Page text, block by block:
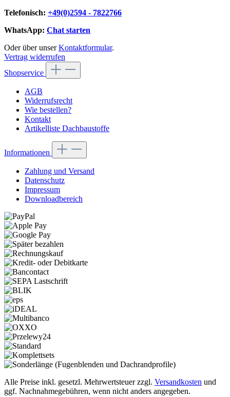
Telefonisch: +49(0)2594 - 7822766
WhatsApp: Chat starten
Oder über unserKontaktformular.
Vertrag widerrufen
Shopservice
AGB
Widerrufsrecht
Wie bestellen?
Kontakt
Artikelliste Dachbaustoffe
Informationen
Zahlung und Versand
Datenschutz
Impressum
Downloadbereich
Alle Preise inkl. gesetzl. Mehrwertsteuer zzgl. Versandkosten und
ggf. Nachnahmegebühren, wenn nicht anders angegeben.